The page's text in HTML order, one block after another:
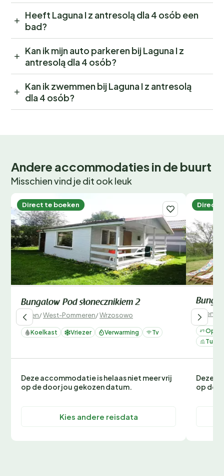
Heeft Laguna I z antresolą dla 4 osób een
bad?
Kan ik mijn auto parkeren bij Laguna I z
antresolą dla 4 osób?
Kan ik zwemmen bij Laguna I z antresolą
dla 4 osób?
Andere accommodaties in de buurt
Misschien vind je dit ook leuk
Direct te boeken
Bungalow Pod słonecznikiem 2
Polen/West-Pommeren/Wrzosowo
Koelkast Vriezer Verwarming Tv
Deze accommodatie is helaas niet meer vrij
op de door jou gekozen datum.
Kies andere reisdata
Direct
Polen
Op
Tuin
Deze
op de